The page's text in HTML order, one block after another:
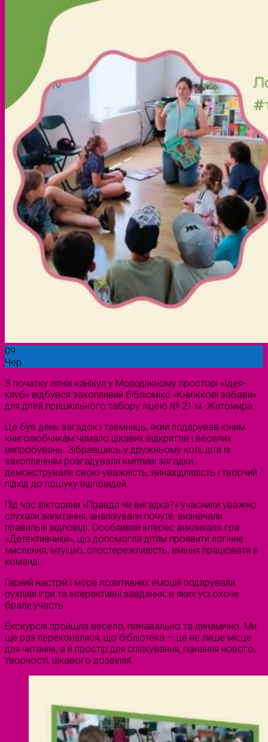
09
Чер
З початку літніх канікул у Молодіжному просторі «Ідея-
клуб» відбувся захопливий бібліомікс «Книжкові забави»
для дітей пришкільного табору ліцею № 21 м. Житомира.
Це був день загадок і таємниць, який подарував юним
книголюбчикам чимало цікавих відкриттів і веселих
випробувань. Зібравшись у дружньому колі, діти із
захопленням розгадували кмітливі загадки,
демонстрували свою уважність, винахідливість і творчий
підхід до пошуку відповідей.
Під час вікторини «Правда чи вигадка?» учасники уважно
слухали запитання, аналізували почуте, визначали
правильні відповіді. Особливий інтерес викликала гра
«Детективчики», що допомогла дітям проявити логічне
мислення, інтуїцію, спостережливість, вміння працювати в
команді.
Гарний настрій і море позитивних емоцій подарували
рухливі ігри та інтерактивні завдання, в яких усі охоче
брали участь.
Екскурсія пройшла весело, пізнавально та динамічно. Ми
ще раз переконалися, що бібліотека — це не лише місце
для читання, а й простір для спілкування, пізнання нового,
творчості, цікавого дозвілля.